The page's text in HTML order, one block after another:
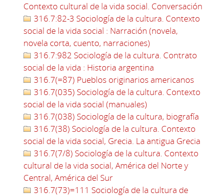
Contexto cultural de la vida social. Conversación
316.7:82-3 Sociología de la cultura. Contexto
social de la vida social : Narración (novela,
novela corta, cuento, narraciones)
316.7:982 Sociología de la cultura. Contrato
social de la vida : Historia argentina
316.7(=87) Pueblos originarios americanos
316.7(035) Sociología de la cultura. Contexto
social de la vida social (manuales)
316.7(038) Sociología de la cultura, biografía
316.7(38) Sociología de la cultura. Contexto
social de la vida social, Grecia. La antigua Grecia
316.7(7/8) Sociología de la cultura. Contexto
cultural de la vida social, América del Norte y
Central, América del Sur
316.7(73)=111 Sociología de la cultura de